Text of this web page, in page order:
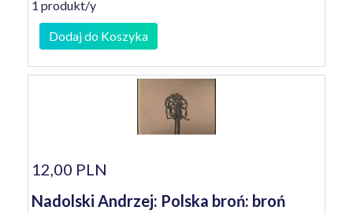
1 produkt/y
Dodaj do Koszyka
12,00 PLN
Nadolski Andrzej: Polska broń: broń